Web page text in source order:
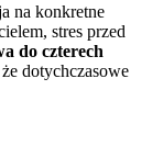
na konkretne
stres przed
do czterech
dotychczasowe